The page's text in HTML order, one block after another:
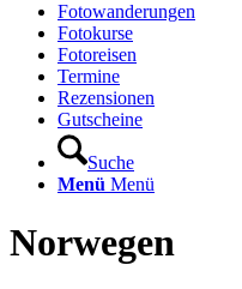
Fotowanderungen
Fotokurse
Fotoreisen
Termine
Rezensionen
Gutscheine
Suche
Menü Menü
Norwegen